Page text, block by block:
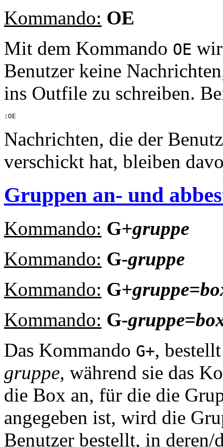
Kommando: OE
Mit dem Kommando OE
Benutzer keine
ins Outfile zu schreiben.
Nachrichten, die der
verschickt hat, bleiben
Gruppen an- und
Kommando: G+gruppe
Kommando: G-gruppe
Kommando: G+gruppe=
Kommando: G-gruppe=
Das Kommando G+,
gruppe, während sie das
die Box an, für die die
angegeben ist, wird die
Benutzer bestellt, in